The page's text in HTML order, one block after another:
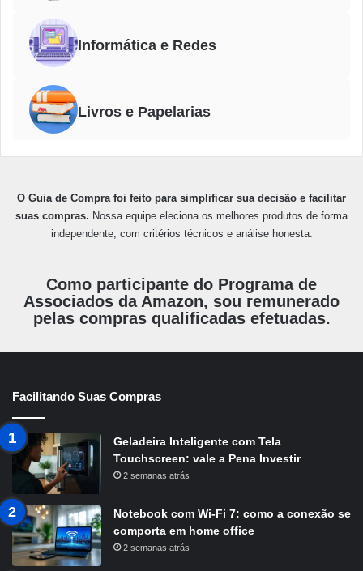
Informática e Redes
Livros e Papelarias
O Guia de Compra foi feito para simplificar sua decisão e facilitar
suas compras. Nossa equipe eleciona os melhores produtos de forma
independente, com critérios técnicos e análise honesta.
Como participante do Programa de
Associados da Amazon, sou remunerado
pelas compras qualificadas efetuadas.
Facilitando Suas Compras
Geladeira Inteligente com Tela
Touchscreen: vale a Pena Investir
2 semanas atrás
Notebook com Wi-Fi 7: como a conexão se
comporta em home office
2 semanas atrás